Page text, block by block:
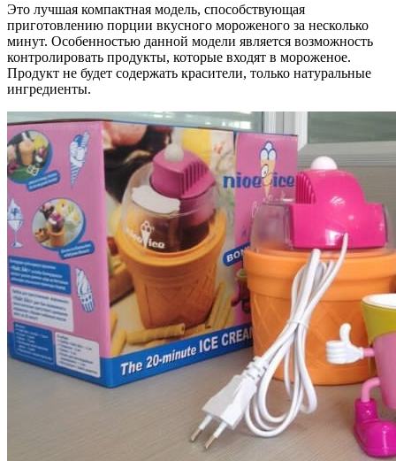
Это лучшая компактная модель, способствующая
приготовлению порции вкусного мороженого за несколько
минут. Особенностью данной модели является возможность
контролировать продукты, которые входят в мороженое.
Продукт не будет содержать красители, только натуральные
ингредиенты.